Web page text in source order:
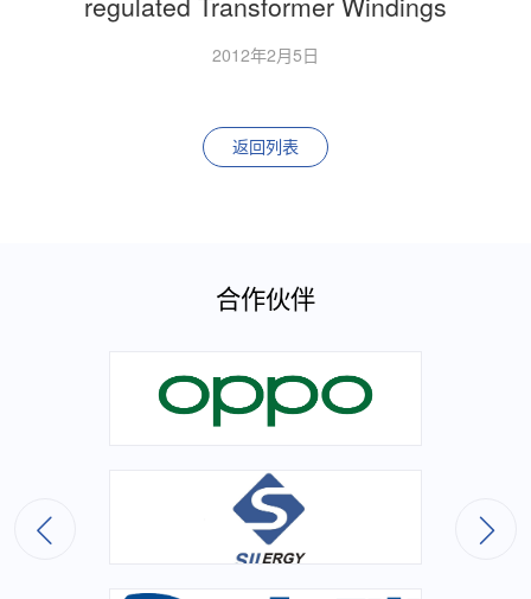
2012年2月5日
返回列表
合作伙伴